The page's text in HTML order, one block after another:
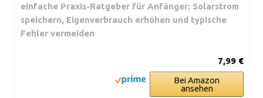
einfache Praxis-Ratgeber für Anfänger: Solarstrom
speichern, Eigenverbrauch erhöhen und typische
Fehler vermeiden
7,99 €
Bei Amazon
ansehen